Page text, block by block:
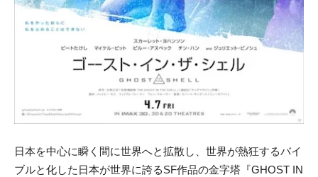
日本を中心に瞬く間に世界へと拡散し、世界が熱狂するバイ
ブルと化した日本が世界に誇るSF作品の金字塔『GHOST IN